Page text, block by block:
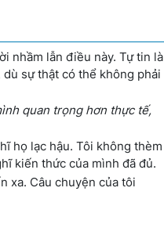
nhầm lẫn điều này. Tự tin là
sự thật có thể không phải
quan trọng hơn thực tế,
họ lạc hậu. Tôi không thèm
kiến thức của mình đã đủ.
xa. Câu chuyện của tôi